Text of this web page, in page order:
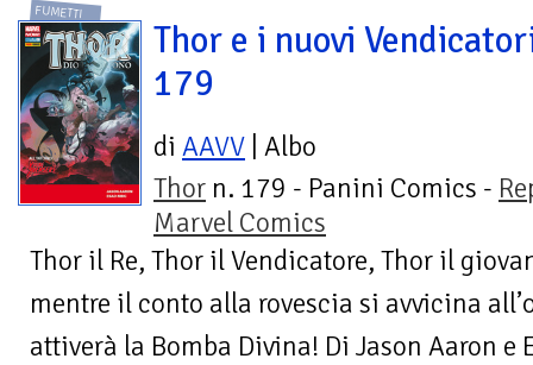
FUMETTI
Thor e i nuovi
179
di AAVV | Albo
Thor n. 179 - Panini Comics -
Marvel Comics
Thor il Re, Thor il Vendicatore, Thor il
mentre il conto alla rovescia si avvicina
attiverà la Bomba Divina! Di Jason Aaron e